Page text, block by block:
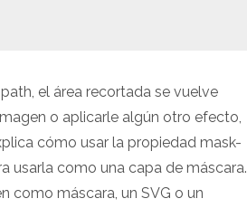
el área recortada se vuelve
o aplicarle algún otro efecto,
cómo usar la propiedad mask-
usarla como una capa de máscara.
como máscara, un SVG o un